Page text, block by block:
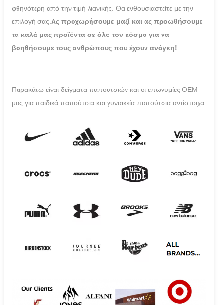
φθηνότερη από την τιμή λιανικής. Θα ενθουσιαστείτε με την
επιλογή σας. Ας προχωρήσουμε μαζί και ας προωθήσουμε
τα καλά μας προϊόντα σε όλο τον κόσμο για να
βοηθήσουμε τους ανθρώπους που έχουν ανάγκη!
Παρακάτω είναι δείγματα παπουτσιών και οι επωνυμίες OEM
μας για παιδικά παπούτσια και γυναικεία παπούτσια αντίστοιχα.